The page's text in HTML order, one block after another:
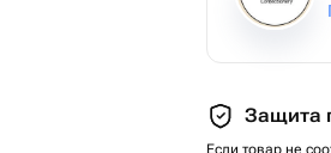
Защита
Если товар не